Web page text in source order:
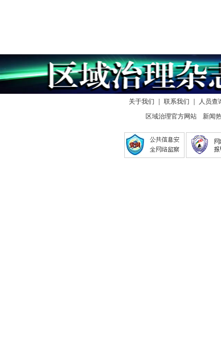
关于我们 联系我们
人员查
区域治理官方网站 新闻